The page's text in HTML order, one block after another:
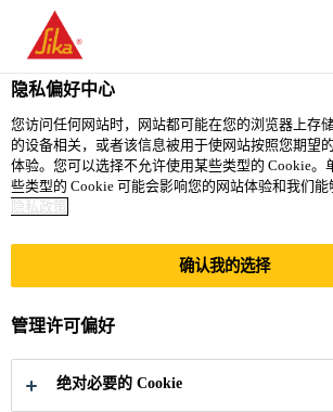
You are accessing "西卡（中国）有限公司
website for your country.
TO SIKA USA
西卡（中国）有限公司
西卡2026上
度财报
隐私偏好中心
您访问任何网站时，网站都可能在您的浏览器上存
的设备相关，或者该信息被用于使网站按照您期望
体验。您可以选择不允许使用某些类型的 Cookie
些类型的 Cookie 可能会影响您的网站体验和我们能
隐私政策
确认我的选择
管理许可偏好
绝对必要的 Cookie